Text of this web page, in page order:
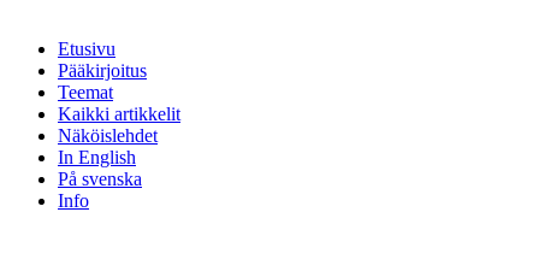
Etusivu
Pääkirjoitus
Teemat
Kaikki artikkelit
Näköislehdet
In English
På svenska
Info